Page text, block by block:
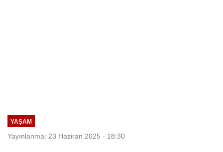
YAŞAM
Yayınlanma: 23 Haziran 2025 - 18:30